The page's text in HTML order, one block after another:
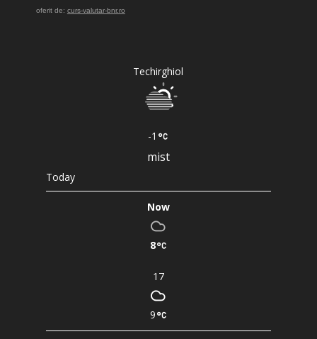
oferit de: curs-valutar-bnr.ro
Techirghiol
-1
mist
Today
Now
8
17
9